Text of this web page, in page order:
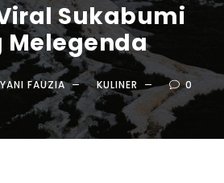
Sukabumi
Melegenda
FAUZIA KULINER 0